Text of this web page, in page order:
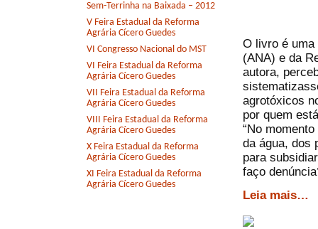
Sem-Terrinha na Baixada – 2012
V Feira Estadual da Reforma
Agrária Cícero Guedes
VI Congresso Nacional do MST
VI Feira Estadual da Reforma
Agrária Cícero Guedes
VII Feira Estadual da Reforma
Agrária Cícero Guedes
VIII Feira Estadual da Reforma
Agrária Cícero Guedes
X Feira Estadual da Reforma
Agrária Cícero Guedes
XI Feira Estadual da Reforma
Agrária Cícero Guedes
O livro é uma
(ANA) e da
autora,
agrotóxicos
por quem
“No
da água, dos
para
faço
Leia mais…